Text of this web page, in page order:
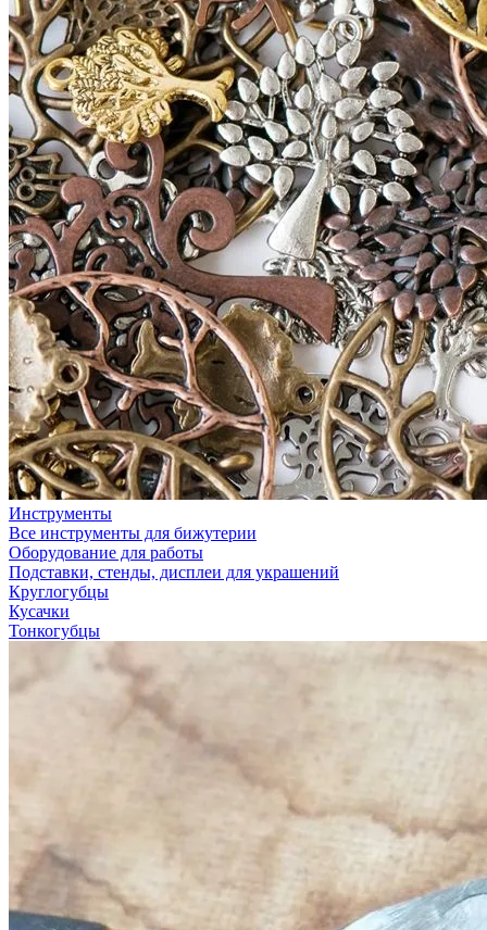
Инструменты
Все инструменты для бижутерии
Оборудование для работы
Подставки, стенды, дисплеи для украшений
Круглогубцы
Кусачки
Тонкогубцы